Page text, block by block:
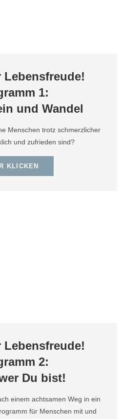
1:
und Wandel
Menschen trotz schmerzlicher
und zufrieden sind?
KLICKEN
2:
Du bist!
einem achtsamen Weg in ein
für Menschen mit und